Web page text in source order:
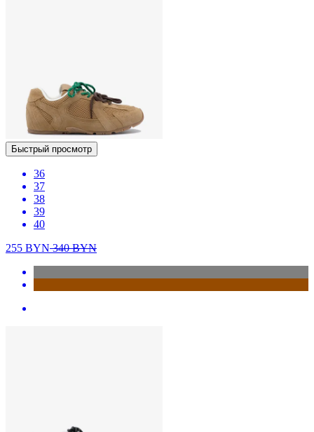
Быстрый просмотр
36
37
38
39
40
255 BYN340BYN